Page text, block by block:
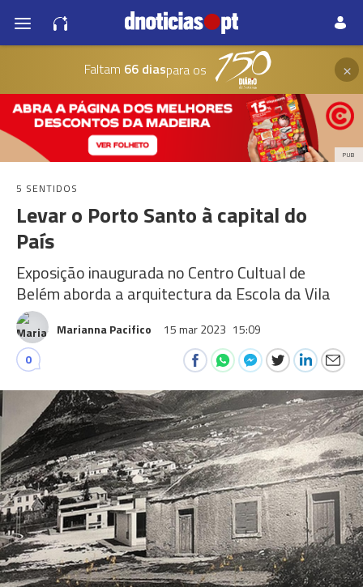
Faltam 66 diaspara os ×
PUB
5 SENTIDOS
Levar o Porto Santo à capital do
País
Exposição inaugurada no Centro Cultual de
Belém aborda a arquitectura da Escola da Vila
Marianna Pacifico 15 mar 2023 15:09
0